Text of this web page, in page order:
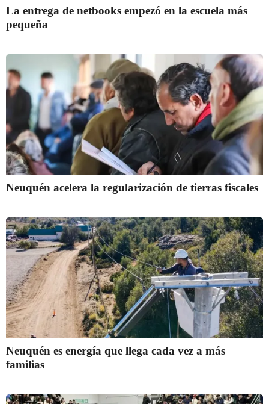
La entrega de netbooks empezó en la escuela más
pequeña
Neuquén acelera la regularización de tierras fiscales
Neuquén es energía que llega cada vez a más
familias